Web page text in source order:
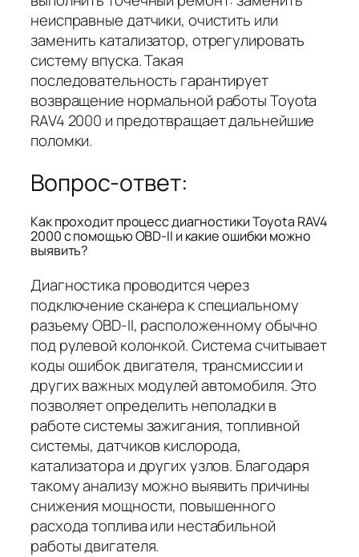
неисправные датчики, очистить или
заменить катализатор, отрегулировать
систему впуска. Такая
последовательность гарантирует
возвращение нормальной работы Toyota
RAV4 2000 и предотвращает дальнейшие
поломки.
Вопрос-ответ:
Как проходит процесс диагностики Toyota RAV4
2000 с помощью OBD-II и какие ошибки можно
выявить?
Диагностика проводится через
подключение сканера к специальному
разъему OBD-II, расположенному обычно
под рулевой колонкой. Система считывает
коды ошибок двигателя, трансмиссии и
других важных модулей автомобиля. Это
позволяет определить неполадки в
работе системы зажигания, топливной
системы, датчиков кислорода,
катализатора и других узлов. Благодаря
такому анализу можно выявить причины
снижения мощности, повышенного
расхода топлива или нестабильной
работы двигателя.